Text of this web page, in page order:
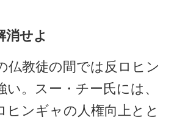
消せよ
教徒の間では反ロヒン
い。スー・チー氏には、
ヒンギャの人権向上とと